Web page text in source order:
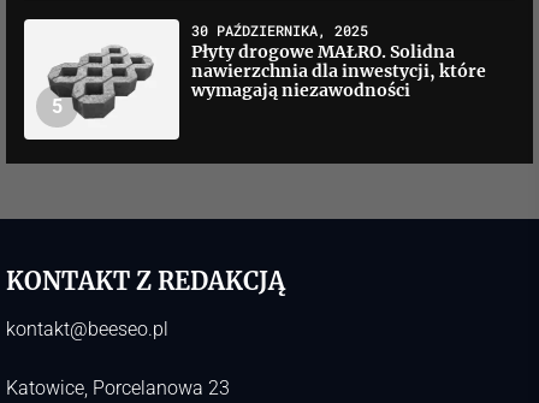
5
30 PAŹDZIERNIKA, 2025
Płyty drogowe MAŁRO. Solidna
nawierzchnia dla inwestycji, które
wymagają niezawodności
KONTAKT Z REDAKCJĄ
kontakt@beeseo.pl
Katowice, Porcelanowa 23